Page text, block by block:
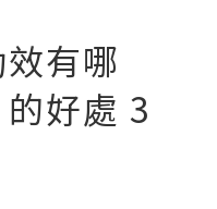
有哪
好處 3